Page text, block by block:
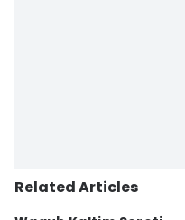
Related Articles